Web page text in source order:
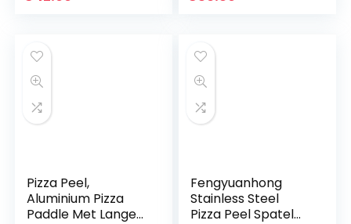
Pizza Peel,
Aluminium Pizza
Paddle Met Lange
Fengyuanhong
Stainless Steel
Pizza Peel Spatel